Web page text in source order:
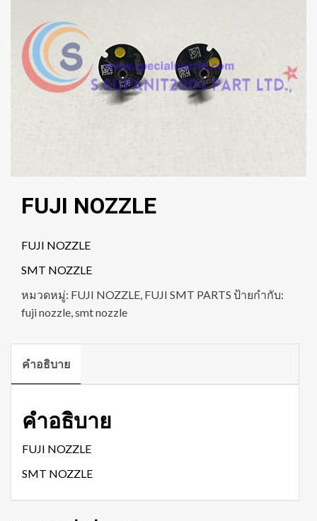
FUJI NOZZLE
FUJI NOZZLE
SMT NOZZLE
หมวดหมู่: FUJI NOZZLE FUJI SMT PARTS ป้ายกำกับ:
fuji nozzle smt nozzle
คำอธิบาย
คำอธิบาย
FUJI NOZZLE
SMT NOZZLE